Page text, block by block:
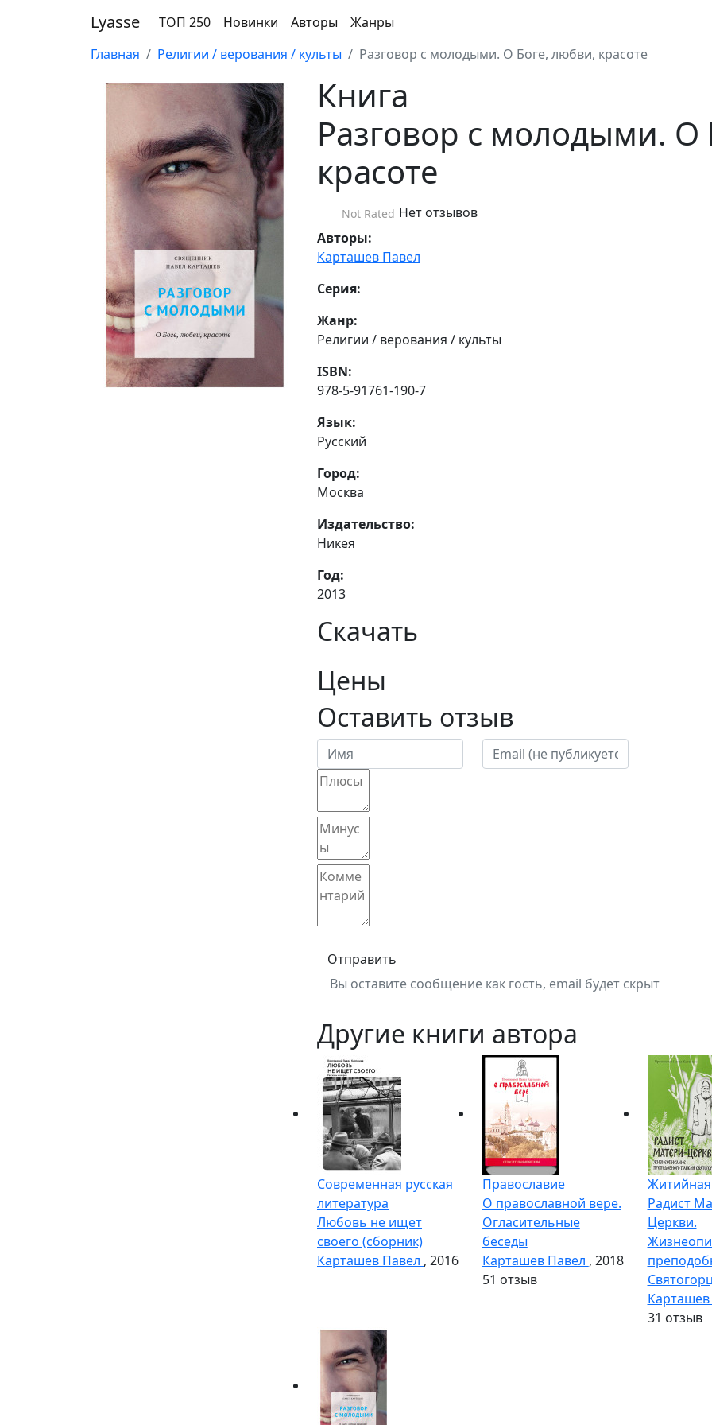
Lyasse ТОП 250 Новинки Авторы
Жанры
Главная
Религии / верования / культы Разговор с молодыми. О Боге, любви, красоте
Книга
Разговор с молодыми. О
красоте
Not Rated Нет отзывов
Авторы:
Карташев Павел
Серия:
Жанр:
Религии / верования / культы
ISBN:
978-5-91761-190-7
Язык:
Русский
Город:
Москва
Издательство:
Никея
Год:
2013
Скачать
Цены
Оставить отзыв
Отправить
Вы оставите сообщение как гость, email будет скрыт
Другие книги автора
Современная русская
литература
Любовь не ищет
своего (сборник)
Карташев Павел , 2016
Православие
О православной вере.
Огласительные
беседы
Карташев Павел , 2018
51 отзыв
Житийная
Радист
Церкви.
31 отзыв